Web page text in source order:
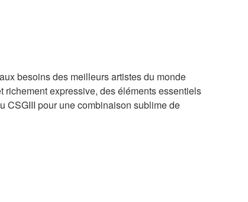
besoins des meilleurs artistes du monde
richement expressive, des éléments essentiels
CSGIII pour une combinaison sublime de